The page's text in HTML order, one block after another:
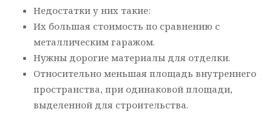
Недостатки у них такие:
Их большая стоимость по сравнению с
металлическим гаражом.
Нужны дорогие материалы для отделки.
Относительно меньшая площадь внутреннего
пространства, при одинаковой площади,
выделенной для строительства.